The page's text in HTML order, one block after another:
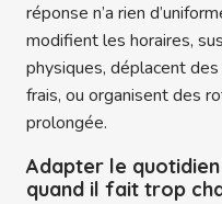
réponse n’a rien
modifient les horaires,
physiques, déplacent
frais, ou organisent des
prolongée.
Adapter le
quand il fait trop